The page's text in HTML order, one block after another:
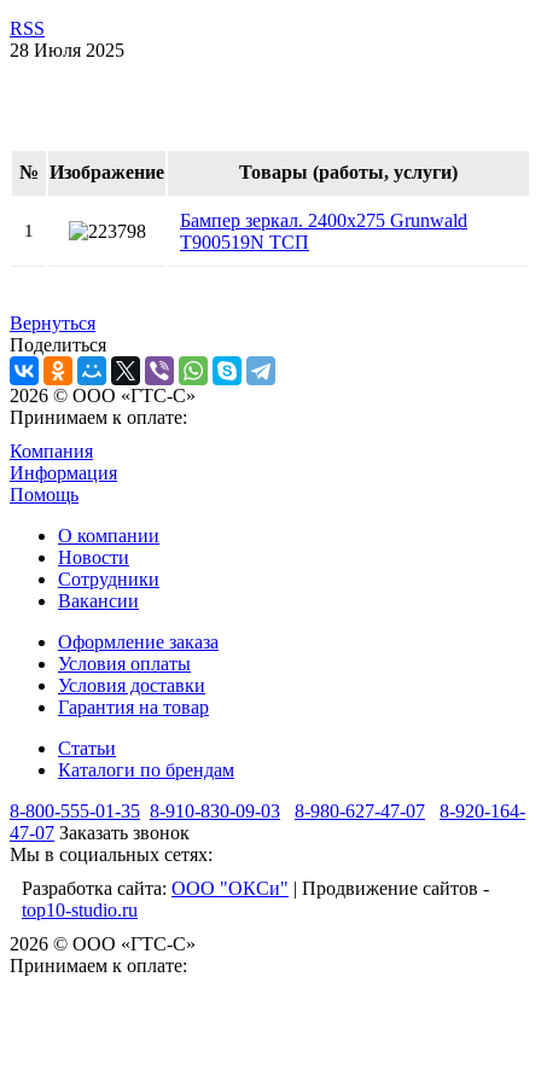
RSS
28 Июля 2025
№ Изображение Товары (работы, услуги)
1
Бампер зеркал. 2400х275 Grunwald
T900519N ТСП
Вернуться
Поделиться
2026 © ООО «ГТС-С»
Принимаем к оплате:
Компания
Информация
Помощь
О компании
Новости
Сотрудники
Вакансии
Оформление заказа
Условия оплаты
Условия доставки
Гарантия на товар
Статьи
Каталоги по брендам
8-800-555-01-35 8-910-830-09-03 8-980-627-47-07
8-920-164-
47-07 Заказать звонок
Мы в социальных сетях:
Разработка сайта: ООО "ОКСи" | Продвижение сайтов -
top10-studio.ru
2026 © ООО «ГТС-С»
Принимаем к оплате: